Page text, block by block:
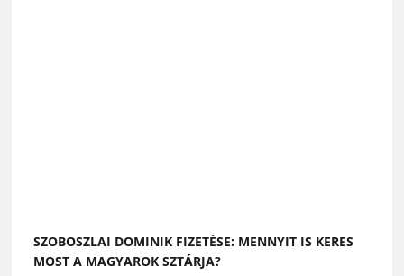
SZOBOSZLAI DOMINIK FIZETÉSE: MENNYIT IS KERES
MOST A MAGYAROK SZTÁRJA?